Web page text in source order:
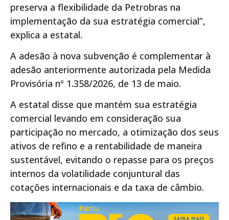
preserva a flexibilidade da Petrobras na
implementação da sua estratégia comercial”,
explica a estatal.
A adesão à nova subvenção é complementar à
adesão anteriormente autorizada pela Medida
Provisória nº 1.358/2026, de 13 de maio.
A estatal disse que mantém sua estratégia
comercial levando em consideração sua
participação no mercado, a otimização dos seus
ativos de refino e a rentabilidade de maneira
sustentável, evitando o repasse para os preços
internos da volatilidade conjuntural das
cotações internacionais e da taxa de câmbio.